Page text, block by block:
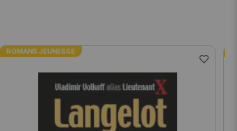
ROMANS JEUNESSE